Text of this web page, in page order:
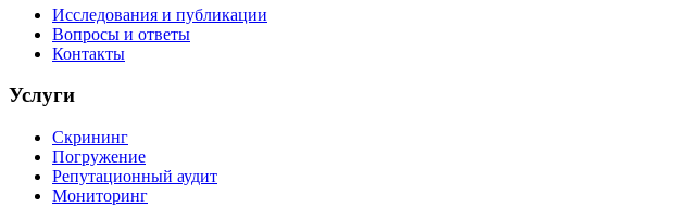
Исследования и публикации
Вопросы и ответы
Контакты
Услуги
Скрининг
Погружение
Репутационный аудит
Мониторинг